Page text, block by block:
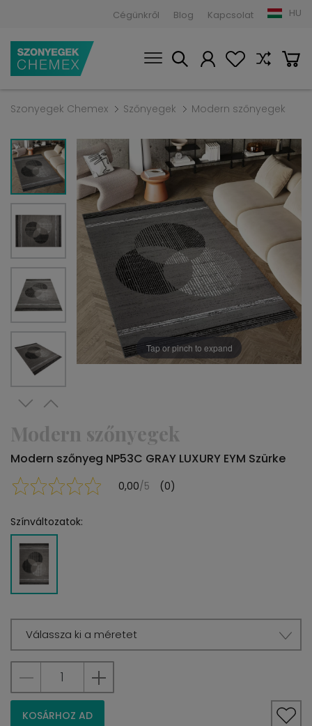
Cégünkről Blog Kapcsolat HU
Szonyegek Chemex Szőnyegek Modern szőnyegek
Tap or pinch to expand
Modern szőnyegek
Modern szőnyeg NP53C GRAY LUXURY EYM Szürke
0,00/5 (0)
Színváltozatok:
Válassza ki a méretet
KOSÁRHOZ AD